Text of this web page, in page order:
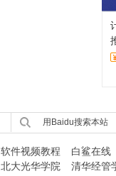
用Baidu搜索本站
软件视频教程 白鲨在线
北大光华学院 清华经管